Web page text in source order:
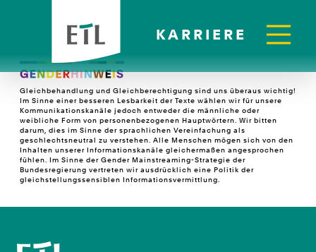
KARRIERE
Gleichbehandlung und Gleichberechtigung sind uns überaus wichtig!
Im Sinne einer besseren Lesbarkeit der Texte wählen wir für unsere
Kommunikationskanäle jedoch entweder die männliche oder
weibliche Form von personenbezogenen Hauptwörtern. Wir bitten
darum, dies im Sinne der sprachlichen Vereinfachung als
geschlechtsneutral zu verstehen. Alle Menschen mögen sich von den
Inhalten unserer Informationskanäle gleichermaßen angesprochen
fühlen. Im Sinne der Gender Mainstreaming-Strategie der
Bundesregierung vertreten wir ausdrücklich eine Politik der
gleichstellungssensiblen Informationsvermittlung.